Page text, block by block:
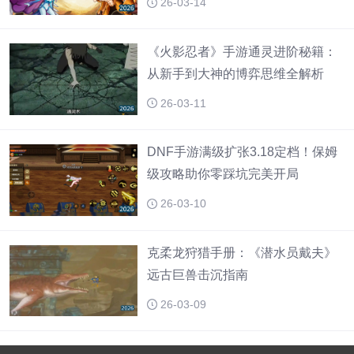
《火影忍者》手游通灵进阶秘籍：
从新手到大神的博弈思维全解析
26-03-11
DNF手游满级扩张3.18定档！保姆
级攻略助你零踩坑完美开局
26-03-10
克柔龙狩猎手册：《潜水员戴夫》
远古巨兽击沉指南
26-03-09